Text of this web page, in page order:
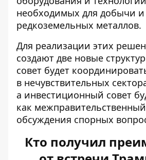
необходимых для добычи и
редкоземельных металлов.
Для реализации этих
создают две новые
совет будет
в нечувствительных
а инвестиционный совет
как
обсуждения спорных
Кто получил